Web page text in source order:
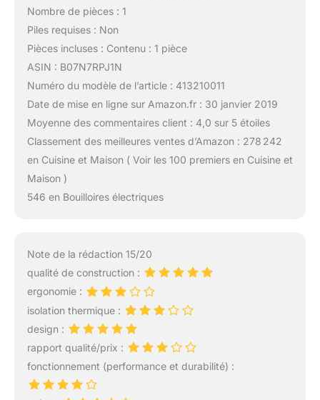
Nombre de pièces : 1
Piles requises : Non
Pièces incluses : Contenu : 1 pièce
ASIN : B07N7RPJ1N
Numéro du modèle de l’article : 413210011
Date de mise en ligne sur Amazon.fr : 30 janvier 2019
Moyenne des commentaires client : 4,0 sur 5 étoiles
Classement des meilleures ventes d’Amazon : 278 242
en Cuisine et Maison ( Voir les 100 premiers en Cuisine et
Maison )
546 en Bouilloires électriques
Note de la rédaction 15/20
qualité de construction :
ergonomie :
isolation thermique :
design :
rapport qualité/prix :
fonctionnement (performance et durabilité) :